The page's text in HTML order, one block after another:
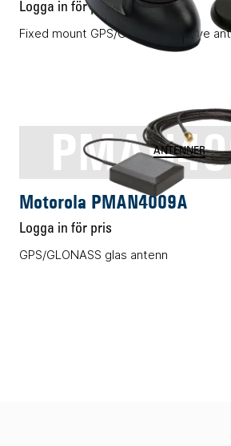
Logga in för pris
Fixed mount GPS/GLONASS active
ANTENNER
Motorola PMAN4009A
Logga in för pris
GPS/GLONASS glas antenn